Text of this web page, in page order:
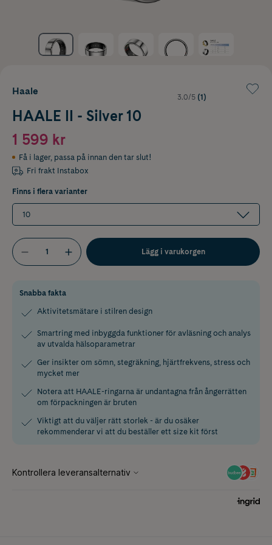
Haale
3.0/5 (1)
HAALE II - Silver 10
1 599 kr
Få i lager, passa på innan den tar slut!
Fri frakt Instabox
Finns i flera varianter
10
Lägg i varukorgen
Snabba fakta
Aktivitetsmätare i stilren design
Smartring med inbyggda funktioner för avläsning och analys
av utvalda hälsoparametrar
Ger insikter om sömn, stegräkning, hjärtfrekvens, stress och
mycket mer
Notera att HAALE-ringarna är undantagna från ångerrätten
om förpackningen är bruten
Viktigt att du väljer rätt storlek - är du osäker
rekommenderar vi att du beställer ett size kit först